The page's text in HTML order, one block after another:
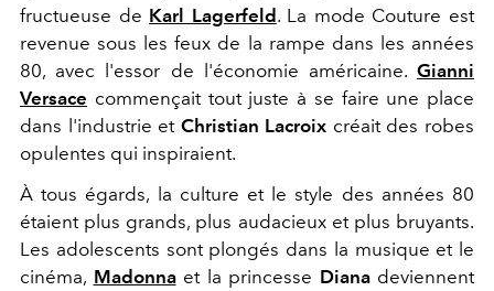
fructueuse de Karl Lagerfeld. La mode Couture est
revenue sous les feux de la rampe dans les années
80, avec l'essor de l'économie américaine. Gianni
Versace commençait tout juste à se faire une place
dans l'industrie et Christian Lacroix créait des robes
opulentes qui inspiraient.
À tous égards, la culture et le style des années 80
étaient plus grands, plus audacieux et plus bruyants.
Les adolescents sont plongés dans la musique et le
cinéma, Madonnaet la princesse Dianadeviennent